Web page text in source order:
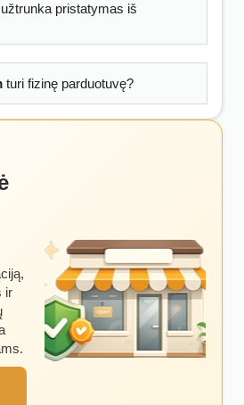
pristatymas iš
turi fizinę parduotuvę?
ir